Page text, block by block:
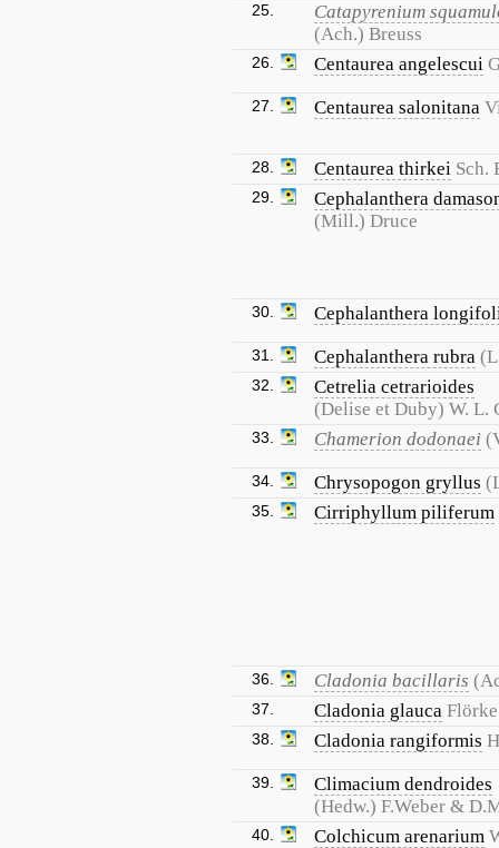
25.
Catapyrenium
(Ach.) Breuss
26. Centaurea angelescui
27. Centaurea salonitana
28. Centaurea thirkei Sch.
29.
Cephalanthera
(Mill.) Druce
30. Cephalanthera
31. Cephalanthera rubra
32.
Cetrelia cetrarioides
(Delise et Duby) W. L.
33. Chamerion dodonaei
34. Chrysopogon gryllus
35. Cirriphyllum piliferum
36. Cladonia bacillaris
37. Cladonia glauca Flörke
38. Cladonia rangiformis
39.
Climacium dendroides
(Hedw.) F.Weber &
40. Colchicum arenarium